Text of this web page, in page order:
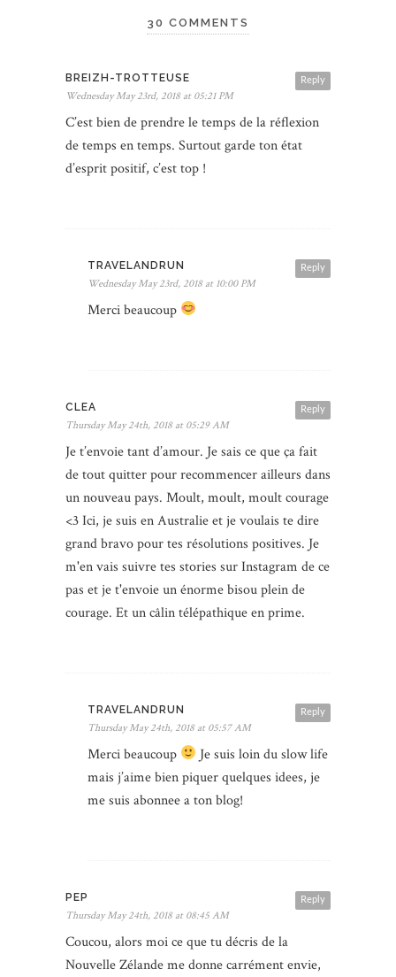
30 COMMENTS
Reply
BREIZH-TROTTEUSE
Wednesday May 23rd, 2018 at 05:21 PM
C’est bien de prendre le temps de la réflexion
de temps en temps. Surtout garde ton état
d’esprit positif, c’est top !
Reply
TRAVELANDRUN
Wednesday May 23rd, 2018 at 10:00 PM
Merci beaucoup
Reply
CLEA
Thursday May 24th, 2018 at 05:29 AM
Je t’envoie tant d’amour. Je sais ce que ça fait
de tout quitter pour recommencer ailleurs dans
un nouveau pays. Moult, moult, moult courage
<3 Ici, je suis en Australie et je voulais te dire
grand bravo pour tes résolutions positives. Je
m'en vais suivre tes stories sur Instagram de ce
pas et je t'envoie un énorme bisou plein de
courage. Et un câlin télépathique en prime.
Reply
TRAVELANDRUN
Thursday May 24th, 2018 at 05:57 AM
Merci beaucoup
Je suis loin du slow life
mais j’aime bien piquer quelques idees, je
me suis abonnee a ton blog!
Reply
PEP
Thursday May 24th, 2018 at 08:45 AM
Coucou, alors moi ce que tu décris de la
Nouvelle Zélande me donne carrément envie,